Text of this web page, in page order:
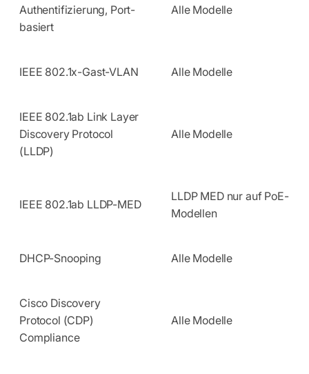
Authentifizierung, Port-
basiert
Alle Modelle
IEEE 802.1x-Gast-VLAN Alle Modelle
IEEE 802.1ab Link Layer
Discovery Protocol
(LLDP)
Alle Modelle
IEEE 802.1ab LLDP-MED
LLDP MED nur auf PoE-
Modellen
DHCP-Snooping Alle Modelle
Cisco Discovery
Protocol (CDP)
Compliance
Alle Modelle